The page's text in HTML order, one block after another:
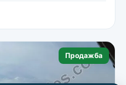
Продажба